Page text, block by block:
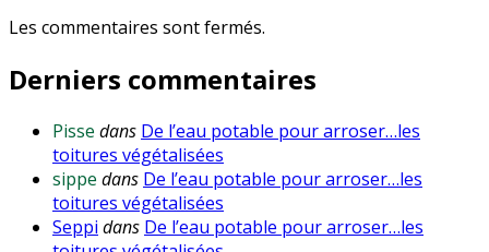
Les commentaires sont fermés.
Derniers commentaires
Pisse dans De l’eau potable pour arroser…les
toitures végétalisées
sippe dans De l’eau potable pour arroser…les
toitures végétalisées
Seppi dans De l’eau potable pour arroser…les